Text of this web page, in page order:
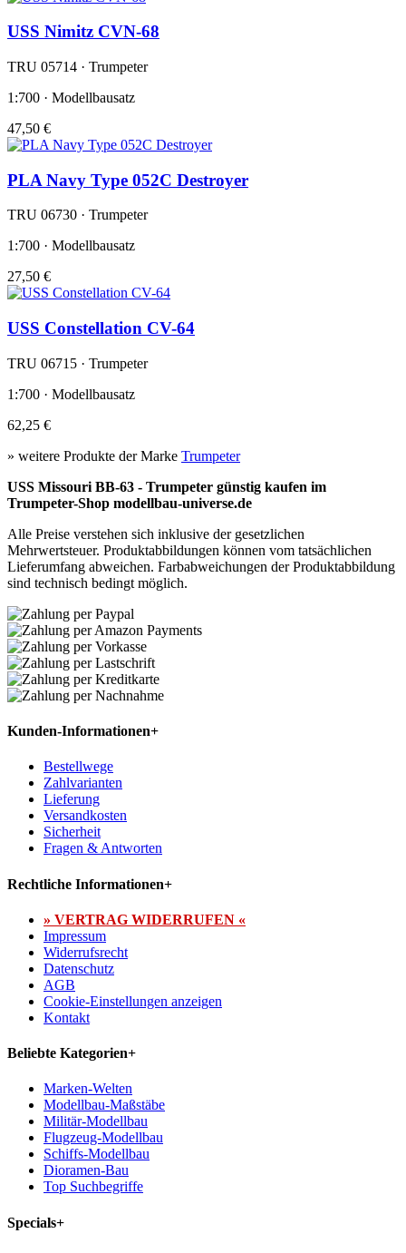
USS Nimitz CVN-68
TRU 05714 · Trumpeter
1:700 · Modellbausatz
47,50 €
PLA Navy Type 052C Destroyer
TRU 06730 · Trumpeter
1:700 · Modellbausatz
27,50 €
USS Constellation CV-64
TRU 06715 · Trumpeter
1:700 · Modellbausatz
62,25 €
» weitere Produkte der Marke Trumpeter
USS Missouri BB-63 - Trumpeter günstig kaufen im
Trumpeter-Shop modellbau-universe.de
Alle Preise verstehen sich inklusive der gesetzlichen
Mehrwertsteuer. Produktabbildungen können vom tatsächlichen
Lieferumfang abweichen. Farbabweichungen der Produktabbildung
sind technisch bedingt möglich.
Kunden-Informationen+
Bestellwege
Zahlvarianten
Lieferung
Versandkosten
Sicherheit
Fragen & Antworten
Rechtliche Informationen+
» VERTRAG WIDERRUFEN «
Impressum
Widerrufsrecht
Datenschutz
AGB
Cookie-Einstellungen anzeigen
Kontakt
Beliebte Kategorien+
Marken-Welten
Modellbau-Maßstäbe
Militär-Modellbau
Flugzeug-Modellbau
Schiffs-Modellbau
Dioramen-Bau
Top Suchbegriffe
Specials+